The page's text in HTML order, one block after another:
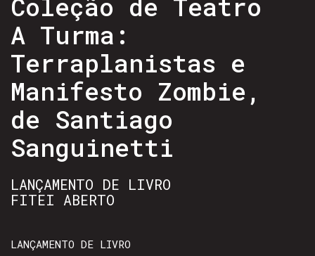
A Turma:
Terraplanistas e
Manifesto Zombie,
de Santiago
Sanguinetti
LANÇAMENTO DE LIVRO
FITEI ABERTO
LANÇAMENTO DE LIVRO